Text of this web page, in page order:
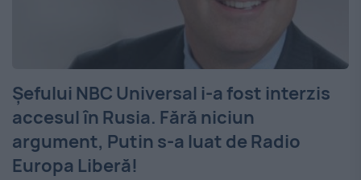
Șefului NBC Universal i-a fost interzis
accesul în Rusia. Fără niciun
argument, Putin s-a luat de Radio
Europa Liberă!